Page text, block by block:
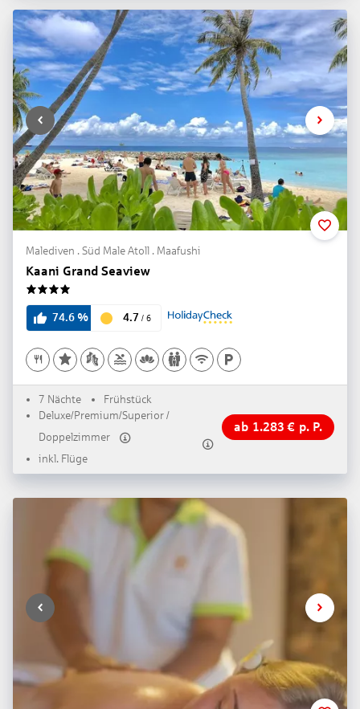
Malediven . Süd Male Atoll . Maafushi
Kaani Grand Seaview
74.6% 4.7 / 6
7 Nächte
Frühstück
Deluxe/Premium/Superior /
Doppelzimmer
inkl. Flüge
ab 1.283 € p. P.